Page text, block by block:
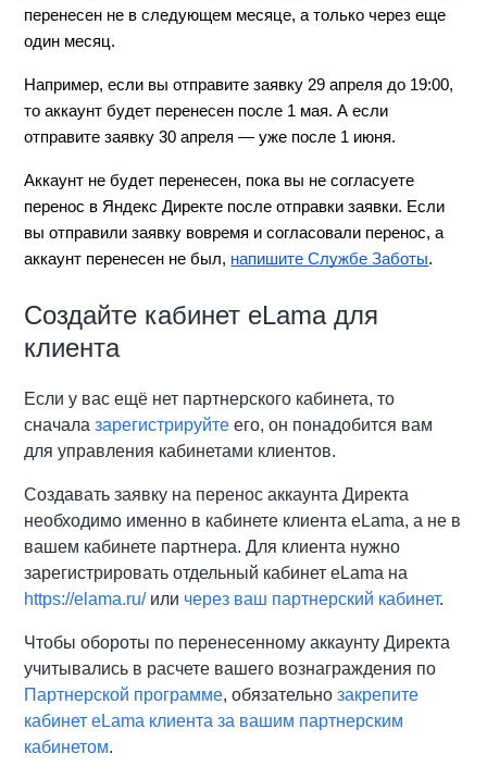
перенесен не в следующем месяце, а только через еще
один месяц.
Например, если вы отправите заявку 29 апреля до 19:00,
то аккаунт будет перенесен после 1 мая. А если
отправите заявку 30 апреля — уже после 1 июня.
Аккаунт не будет перенесен, пока вы не согласуете
перенос в Яндекс Директе после отправки заявки. Если
вы отправили заявку вовремя и согласовали перенос, а
аккаунт перенесен не был, напишите Службе Заботы.
Создайте кабинет eLama для
клиента
Если у вас ещё нет партнерского кабинета, то
сначалазарегистрируйте его, он понадобится вам
для управления кабинетами клиентов.
Создавать заявку на перенос аккаунта Директа
необходимо именно в кабинете клиента eLama, а не в
вашем кабинете партнера. Для клиента нужно
зарегистрировать отдельный кабинет eLama на
https://elama.ru/или через ваш партнерский кабинет.
Чтобы обороты по перенесенному аккаунту Директа
учитывались в расчете вашего вознаграждения по
Партнерской программе, обязательнозакрепите
кабинет eLama клиента за вашим партнерским
кабинетом.